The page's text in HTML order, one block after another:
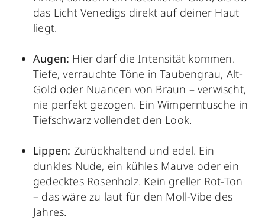
das Licht Venedigs direkt auf deiner Haut
liegt.
Augen: Hier darf die Intensität kommen.
Tiefe, verrauchte Töne in Taubengrau, Alt-
Gold oder Nuancen von Braun – verwischt,
nie perfekt gezogen. Ein Wimperntusche in
Tiefschwarz vollendet den Look.
Lippen: Zurückhaltend und edel. Ein
dunkles Nude, ein kühles Mauve oder ein
gedecktes Rosenholz. Kein greller Rot-Ton
– das wäre zu laut für den Moll-Vibe des
Jahres.